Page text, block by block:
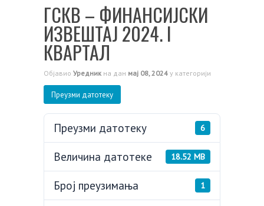
ГСКВ – ФИНАНСИЈСКИ
ИЗВЕШТАЈ 2024. I
КВАРТАЛ
Објавио Уредник на дан мај 08, 2024 у категорији
Преузми датотеку
Преузми датотеку 6
Величина датотеке 18.52 MB
Број преузимања 1